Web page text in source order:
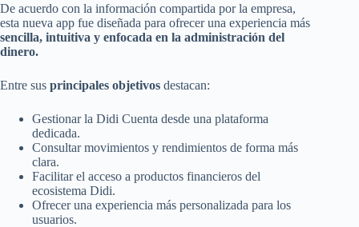
De acuerdo con la información compartida por la empresa,
esta nueva app fue diseñada para ofrecer una experiencia más
sencilla, intuitiva y enfocada en la administración del
dinero.
Entre sus principales objetivos destacan:
Gestionar la Didi Cuenta desde una plataforma
dedicada.
Consultar movimientos y rendimientos de forma más
clara.
Facilitar el acceso a productos financieros del
ecosistema Didi.
Ofrecer una experiencia más personalizada para los
usuarios.